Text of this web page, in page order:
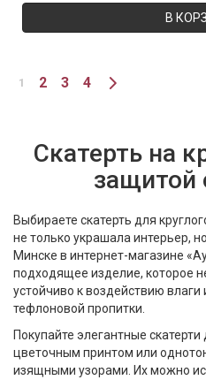
В
1 2 3 4
Скатерть на
защитой
Выбираете скатерть для
не только украшала интерьер,
Минске в интернет-магазине
подходящее изделие, которое
устойчиво к воздействию
тефлоновой пропитки.
Покупайте элегантные
цветочным принтом или
изящными узорами. Их можно